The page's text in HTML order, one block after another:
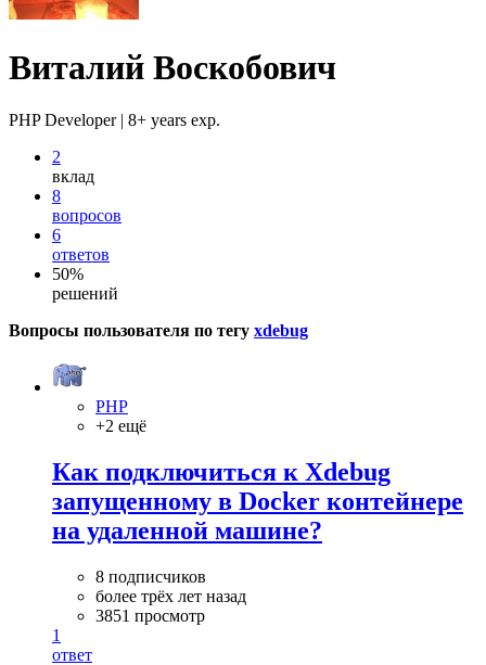
Виталий Воскобович
PHP Developer | 8+ years exp.
2
вклад
8
вопросов
6
ответов
50%
решений
Вопросы пользователя по тегу xdebug
PHP
+2 ещё
Как подключиться к Xdebug
запущенному в Docker контейнере
на удаленной машине?
8 подписчиков
более трёх лет назад
3851 просмотр
1
ответ